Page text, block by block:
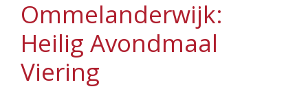
Ommelanderwijk:
Heilig Avondmaal
Viering